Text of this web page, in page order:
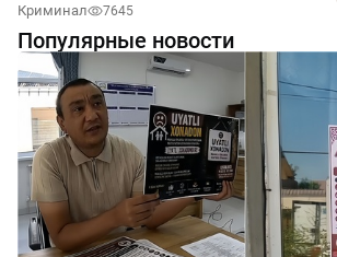
Криминал 7645
Популярные новости